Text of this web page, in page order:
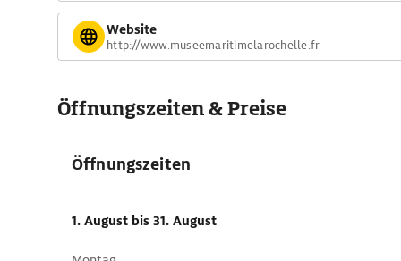
Website
http://www.museemaritimelarochelle.fr
Öffnungszeiten & Preise
Öffnungszeiten
1. August bis 31. August